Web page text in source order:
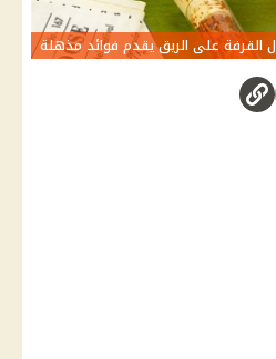
القرفة على الريق يقدم فوائد مذهلة